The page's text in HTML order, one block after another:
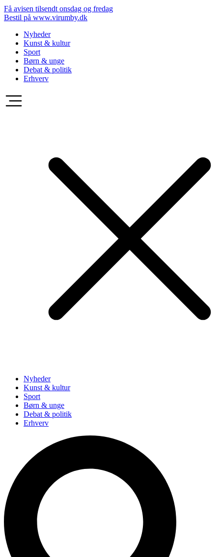
Få avisen tilsendt onsdag og fredag
Bestil på www.virumby.dk
Nyheder
Kunst & kultur
Sport
Børn & unge
Debat & politik
Erhverv
Nyheder
Kunst & kultur
Sport
Børn & unge
Debat & politik
Erhverv